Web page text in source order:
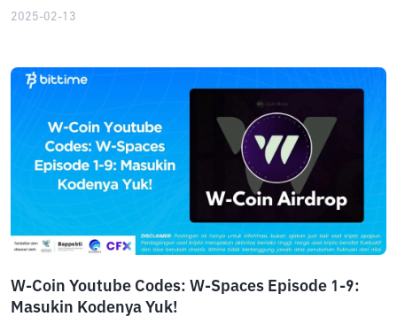
2025-02-13
W-Coin Youtube Codes: W-Spaces Episode 1-9:
Masukin Kodenya Yuk!